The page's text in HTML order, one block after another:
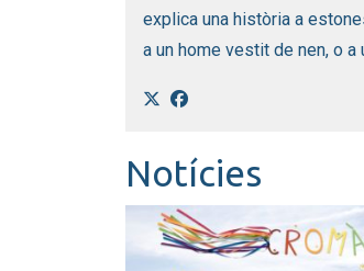
explica una història a
a un home vestit de nen, o a
Notícies